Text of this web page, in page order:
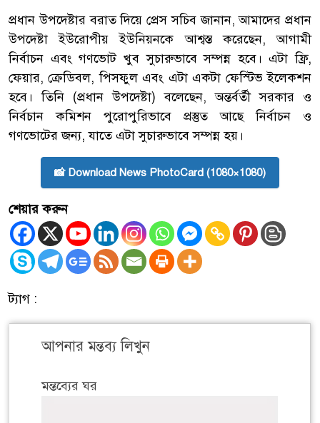
প্রধান উপদেষ্টার বরাত দিয়ে প্রেস সচিব জানান, আমাদের প্রধান
উপদেষ্টা ইউরোপীয় ইউনিয়নকে আশ্বস্ত করেছেন, আগামী
নির্বাচন এবং গণভোট খুব সুচারুভাবে সম্পন্ন হবে। এটা ফ্রি,
ফেয়ার, ক্রেডিবল, পিসফুল এবং এটা একটা ফেস্টিভ ইলেকশন
হবে। তিনি (প্রধান উপদেষ্টা) বলেছেন, অন্তর্বর্তী সরকার ও
নির্বচান কমিশন পুরোপুরিভাবে প্রস্তুত আছে নির্বাচন ও
গণভোটের জন্য, যাতে এটা সুচারুভাবে সম্পন্ন হয়।
📸 Download News PhotoCard (1080×1080)
শেয়ার করুন
ট্যাগ :
আপনার মন্তব্য লিখুন
মন্তব্যের ঘর